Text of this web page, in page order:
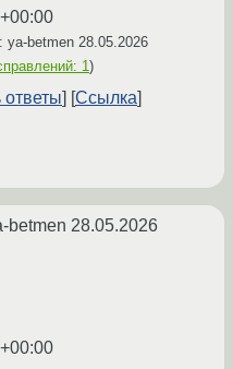
ya-betmen 28.05.2026
1)
ответы Ссылка
betmen 28.05.2026